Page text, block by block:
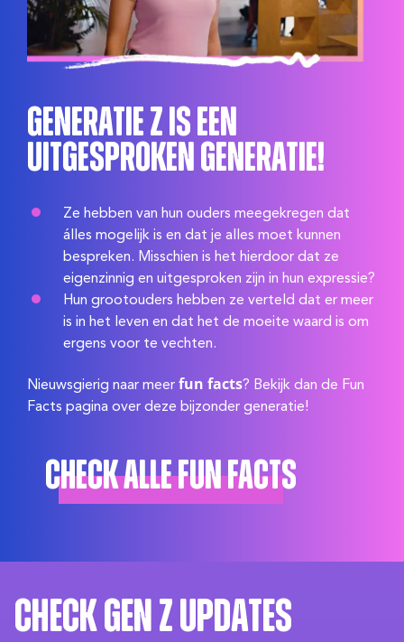
Generatie Z is een
uitgesproken generatie!
Ze hebben van hun ouders meegekregen dat
álles mogelijk is en dat je alles moet kunnen
bespreken. Misschien is het hierdoor dat ze
eigenzinnig en uitgesproken zijn in hun expressie?
Hun grootouders hebben ze verteld dat er meer
is in het leven en dat het de moeite waard is om
ergens voor te vechten.
Nieuwsgierig naar meer fun facts? Bekijk dan de Fun
Facts pagina over deze bijzonder generatie!
Check alle Fun Facts
Check Gen Z updates